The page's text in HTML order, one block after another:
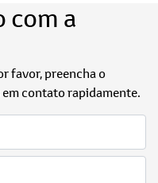
com a
favor, preencha o
contato rapidamente.